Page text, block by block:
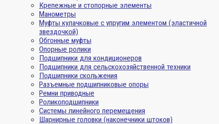
Крепежные и стопорные элементы
Манометры
Муфты кулачковые с упругим элементом (эластичной
звездочкой)
Обгонные муфты
Опорные ролики
Подшипники для кондиционеров
Подшипники для сельскохозяйственной техники
Подшипники скольжения
Разъемные подшипниковые опоры
Ремни приводные
Роликоподшипники
Системы линейного перемещения
Шарнирные головки (наконечники штоков)